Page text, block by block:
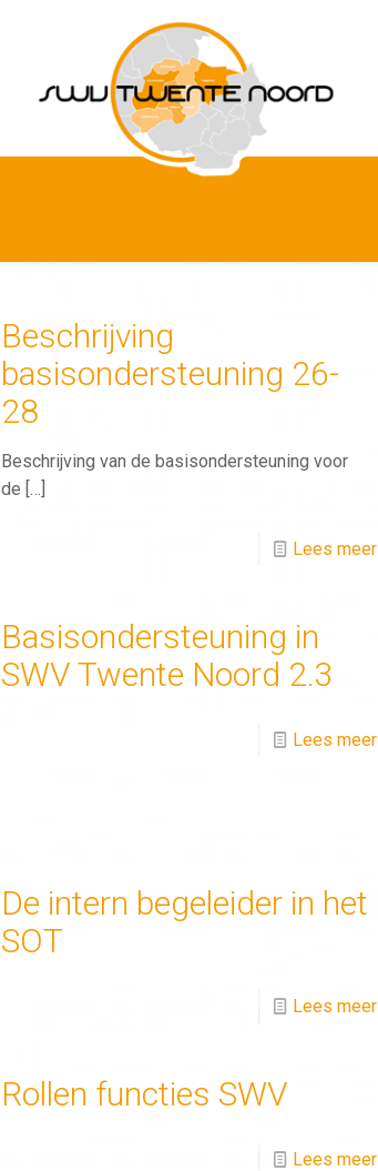
Beschrijving
basisondersteuning 26-
28
Beschrijving van de basisondersteuning voor
de […]
Lees meer
Basisondersteuning in
SWV Twente Noord 2.3
Lees meer
De intern begeleider in het
SOT
Lees meer
Rollen functies SWV
Lees meer